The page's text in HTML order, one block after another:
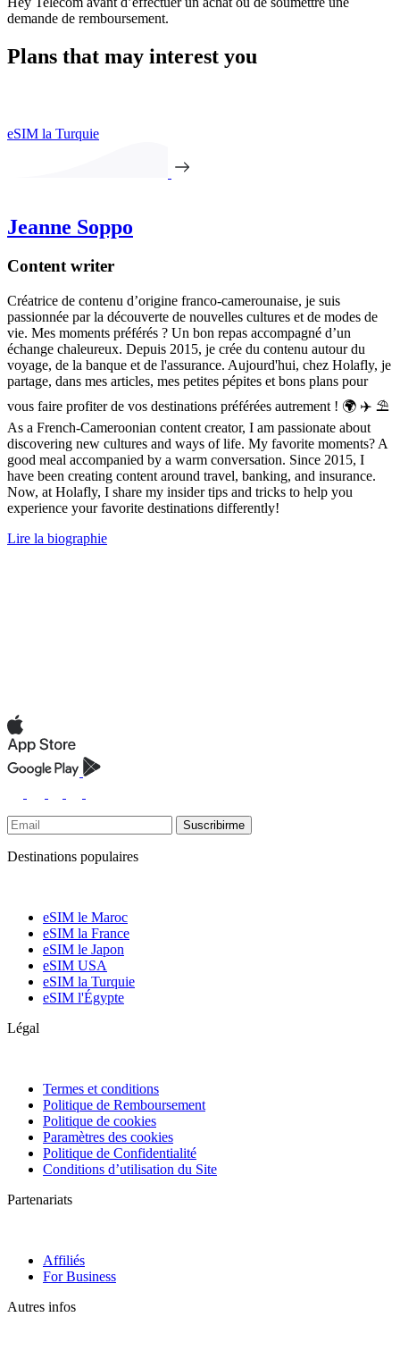
demande de remboursement.
Plans that may interest you
eSIM la Turquie
Jeanne Soppo
Content writer
Créatrice de contenu d’origine franco-camerounaise, je suis
passionnée par la découverte de nouvelles cultures et de modes de
vie. Mes moments préférés ? Un bon repas accompagné d’un
échange chaleureux. Depuis 2015, je crée du contenu autour du
voyage, de la banque et de l'assurance. Aujourd'hui, chez Holafly, je
partage, dans mes articles, mes petites pépites et bons plans pour
vous faire profiter de vos destinations préférées autrement ! 🌍 ✈️ ⛱
As a French-Cameroonian content creator, I am passionate about
discovering new cultures and ways of life. My favorite moments? A
good meal accompanied by a warm conversation. Since 2015, I
have been creating content around travel, banking, and insurance.
Now, at Holafly, I share my insider tips and tricks to help you
experience your favorite destinations differently!
Lire la biographie
Suscribirme
Destinations populaires
eSIM le Maroc
eSIM la France
eSIM le Japon
eSIM USA
eSIM la Turquie
eSIM l'Égypte
Légal
Termes et conditions
Politique de Remboursement
Politique de cookies
Paramètres des cookies
Politique de Confidentialité
Conditions d’utilisation du Site
Partenariats
Affiliés
For Business
Autres infos